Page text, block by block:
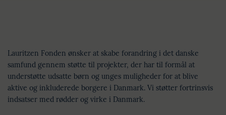
Lauritzen Fonden ønsker at skabe forandring i det danske
samfund gennem støtte til projekter, der har til formål at
understøtte udsatte børn og unges muligheder for at blive
aktive og inkluderede borgere i Danmark. Vi støtter fortrinsvis
indsatser med rødder og virke i Danmark.